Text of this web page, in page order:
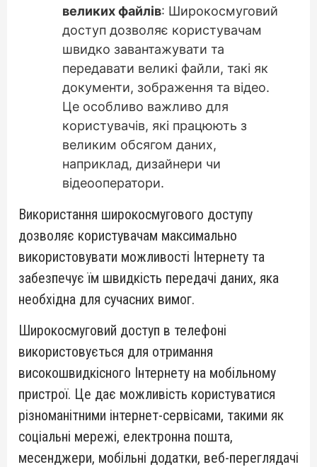
великих файлів: Широкосмуговий
доступ дозволяє користувачам
швидко завантажувати та
передавати великі файли, такі як
документи, зображення та відео.
Це особливо важливо для
користувачів, які працюють з
великим обсягом даних,
наприклад, дизайнери чи
відеооператори.
Використання широкосмугового доступу
дозволяє користувачам максимально
використовувати можливості Інтернету та
забезпечує їм швидкість передачі даних, яка
необхідна для сучасних вимог.
Широкосмуговий доступ в телефоні
використовується для отримання
високошвидкісного Інтернету на мобільному
пристрої. Це дає можливість користуватися
різноманітними інтернет-сервісами, такими як
соціальні мережі, електронна пошта,
месенджери, мобільні додатки, веб-переглядачі